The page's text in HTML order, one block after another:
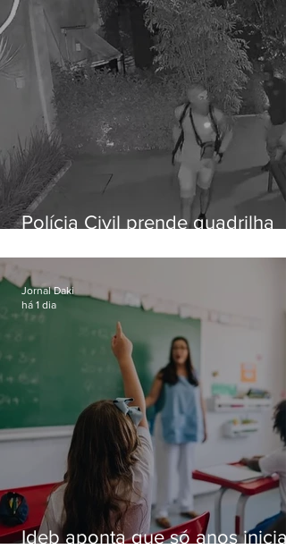
Polícia Civil prende quadrilha
residências de luxo no Rio
Ideb aponta que só anos
Jornal Daki
há 1 dia